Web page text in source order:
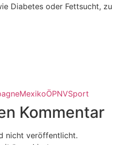
Diabetes oder Fettsucht, zu
MexikoÖPNVSport
Kommentar
nicht veröffentlicht.